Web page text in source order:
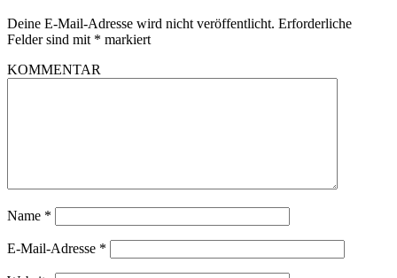
Deine E-Mail-Adresse wird nicht veröffentlicht. Erforderliche
Felder sind mit * markiert
KOMMENTAR
Name *
E-Mail-Adresse *